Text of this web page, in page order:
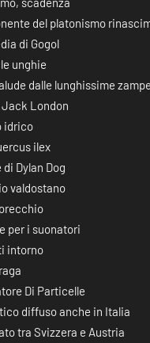
del platonismo
di Gogol
unghie
dalle lunghissime
Jack London
idrico
ilex
di Dylan Dog
valdostano
per i suonatori
intorno
Di Particelle
diffuso anche in Italia
tra Svizzera e Austria